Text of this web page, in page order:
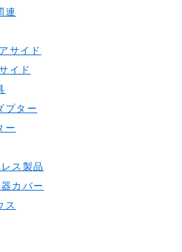
連
サイド
イド
プター
ー
ス製品
カバー
ス